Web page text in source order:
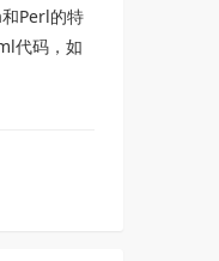
Perl的特
代码，如